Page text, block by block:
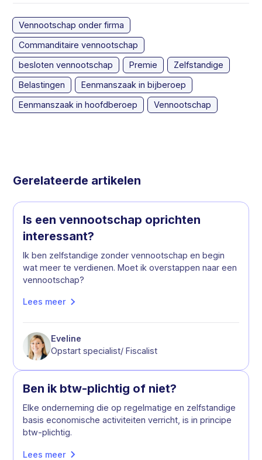
Vennootschap onder firma
Commanditaire vennootschap
besloten vennootschap
Premie
Zelfstandige
Belastingen
Eenmanszaak in bijberoep
Eenmanszaak in hoofdberoep
Vennootschap
Gerelateerde artikelen
Is een vennootschap oprichten
interessant?
Ik ben zelfstandige zonder vennootschap en begin
wat meer te verdienen. Moet ik overstappen naar een
vennootschap?
Lees meer
Eveline
Opstart specialist/ Fiscalist
Ben ik btw-plichtig of niet?
Elke onderneming die op regelmatige en zelfstandige
basis economische activiteiten verricht, is in principe
btw-plichtig.
Lees meer